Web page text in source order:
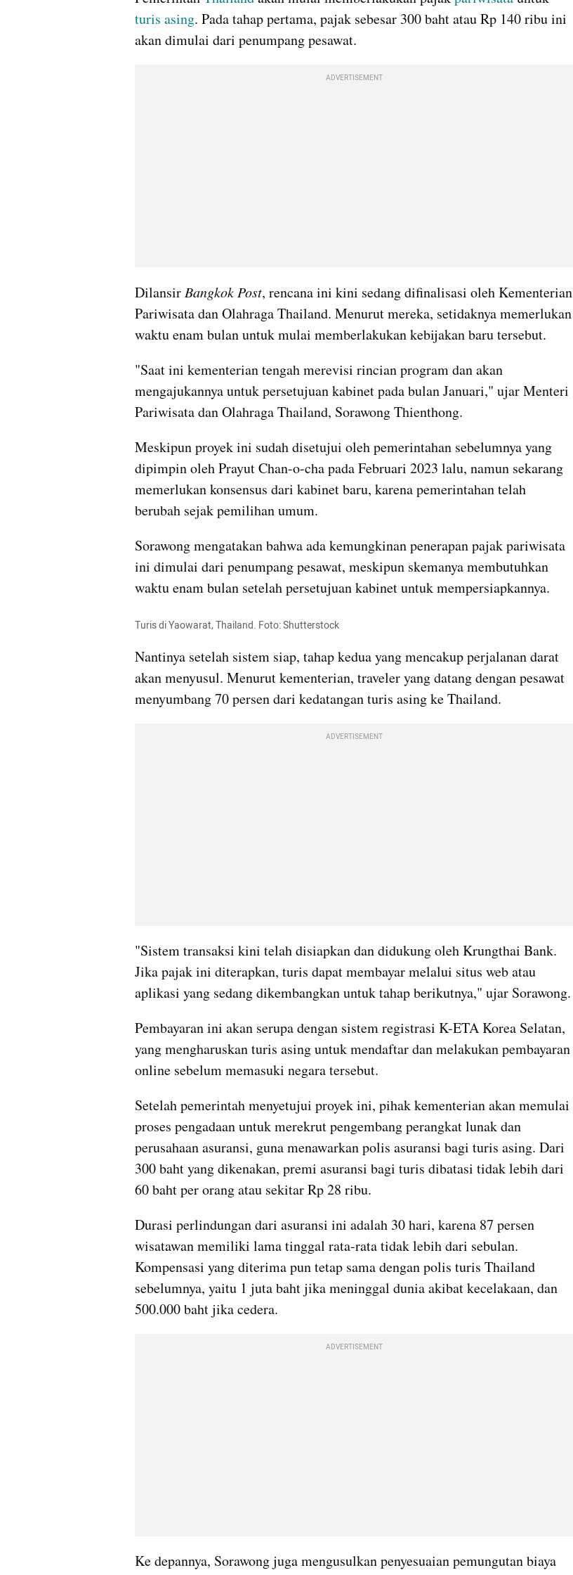
turis asing. Pada tahap pertama, pajak sebesar 300 baht atau Rp 140 ribu ini
akan dimulai dari penumpang pesawat.
ADVERTISEMENT
Dilansir Bangkok Post, rencana ini kini sedang difinalisasi oleh Kementerian
Pariwisata dan Olahraga Thailand. Menurut mereka, setidaknya memerlukan
waktu enam bulan untuk mulai memberlakukan kebijakan baru tersebut.
"Saat ini kementerian tengah merevisi rincian program dan akan
mengajukannya untuk persetujuan kabinet pada bulan Januari," ujar Menteri
Pariwisata dan Olahraga Thailand, Sorawong Thienthong.
Meskipun proyek ini sudah disetujui oleh pemerintahan sebelumnya yang
dipimpin oleh Prayut Chan-o-cha pada Februari 2023 lalu, namun sekarang
memerlukan konsensus dari kabinet baru, karena pemerintahan telah
berubah sejak pemilihan umum.
Sorawong mengatakan bahwa ada kemungkinan penerapan pajak pariwisata
ini dimulai dari penumpang pesawat, meskipun skemanya membutuhkan
waktu enam bulan setelah persetujuan kabinet untuk mempersiapkannya.
Turis di Yaowarat, Thailand. Foto: Shutterstock
Nantinya setelah sistem siap, tahap kedua yang mencakup perjalanan darat
akan menyusul. Menurut kementerian, traveler yang datang dengan pesawat
menyumbang 70 persen dari kedatangan turis asing ke Thailand.
ADVERTISEMENT
"Sistem transaksi kini telah disiapkan dan didukung oleh Krungthai Bank.
Jika pajak ini diterapkan, turis dapat membayar melalui situs web atau
aplikasi yang sedang dikembangkan untuk tahap berikutnya," ujar Sorawong.
Pembayaran ini akan serupa dengan sistem registrasi K-ETA Korea Selatan,
yang mengharuskan turis asing untuk mendaftar dan melakukan pembayaran
online sebelum memasuki negara tersebut.
Setelah pemerintah menyetujui proyek ini, pihak kementerian akan memulai
proses pengadaan untuk merekrut pengembang perangkat lunak dan
perusahaan asuransi, guna menawarkan polis asuransi bagi turis asing. Dari
300 baht yang dikenakan, premi asuransi bagi turis dibatasi tidak lebih dari
60 baht per orang atau sekitar Rp 28 ribu.
Durasi perlindungan dari asuransi ini adalah 30 hari, karena 87 persen
wisatawan memiliki lama tinggal rata-rata tidak lebih dari sebulan.
Kompensasi yang diterima pun tetap sama dengan polis turis Thailand
sebelumnya, yaitu 1 juta baht jika meninggal dunia akibat kecelakaan, dan
500.000 baht jika cedera.
ADVERTISEMENT
Ke depannya, Sorawong juga mengusulkan penyesuaian pemungutan biaya